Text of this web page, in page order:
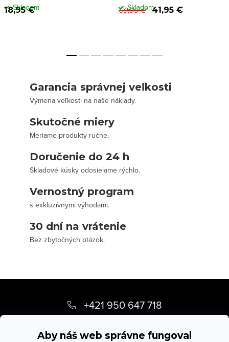
Aby náš web správne fungoval
18,95 €
Skladom 69,95 € 41,95 €
Skladom
Garancia správnej veľkosti
Výmena veľkosti na naše náklady.
Skutočné miery
Meriame produkty ručne.
Doručenie do 24 h
Skladové kúsky odosielame rýchlo.
Vernostný program
s exkluzívnymi výhodami.
30 dní na vrátenie
Bez zbytočných otázok.
p
+421 950 647 718